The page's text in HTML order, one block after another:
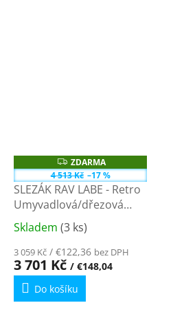
Z
D
A
R
M
A
ZDARMA
4 513 Kč –17 %
SLEZÁK RAV LABE - Retro
Umyvadlová/dřezová
baterie bez výpusti,
Chrom L508.0/8 - 3,8"
Průměrné
hodnocení
produktu
je
5,0
z
Skladem (3 ks)
3 059 Kč / €122,36 bez DPH
3 701 Kč / €148,04
Do košíku